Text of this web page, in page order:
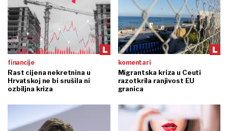
financije
Rast cijena nekretnina u
Hrvatskoj ne bi srušila ni
ozbiljna kriza
komentari
Migrantska kriza u Ceuti
razotkrila ranjivost EU
granica